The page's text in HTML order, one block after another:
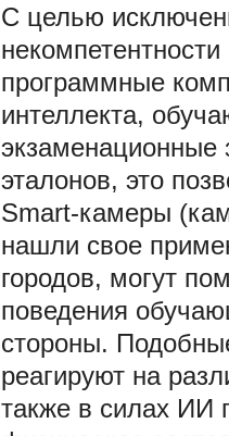
С целью
программные
интеллекта,
экзаменационные
эталонов, это
Smart-камеры
нашли свое
городов, могут
поведения
стороны.
реагируют на
также в силах ИИ